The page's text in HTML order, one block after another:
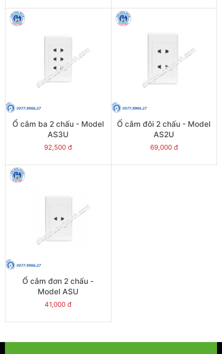
Ổ cắm ba 2 chấu - Model
AS3U
92,500 đ
Ổ cắm đôi 2 chấu - Model
AS2U
69,000 đ
Ổ cắm đơn 2 chấu -
Model ASU
41,000 đ